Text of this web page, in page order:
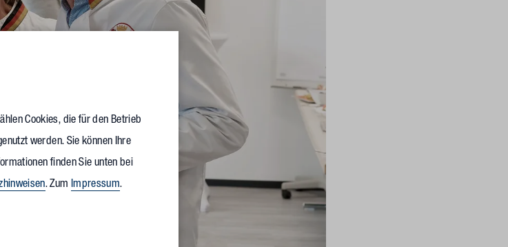
Cookies, die für den Betrieb
werden. Sie können Ihre
finden Sie unten bei
. Zum Impressum.